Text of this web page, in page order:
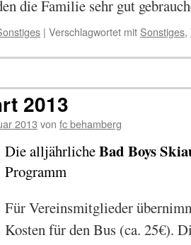
die Familie sehr gut
| Verschlagwortet mit Sonstiges,
2013
2013 von fc behamberg
Die alljährlicheBad Boys
Programm
Für Vereinsmitglieder
Kosten für den Bus (ca. 25€).